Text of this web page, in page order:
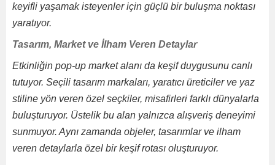
keyifli yaşamak isteyenler için güçlü bir buluşma noktası
yaratıyor.
Tasarım, Market ve İlham Veren Detaylar
Etkinliğin pop-up market alanı da keşif duygusunu canlı
tutuyor. Seçili tasarım markaları, yaratıcı üreticiler ve yaz
stiline yön veren özel seçkiler, misafirleri farklı dünyalarla
buluşturuyor. Üstelik bu alan yalnızca alışveriş deneyimi
sunmuyor. Aynı zamanda objeler, tasarımlar ve ilham
veren detaylarla özel bir keşif rotası oluşturuyor.